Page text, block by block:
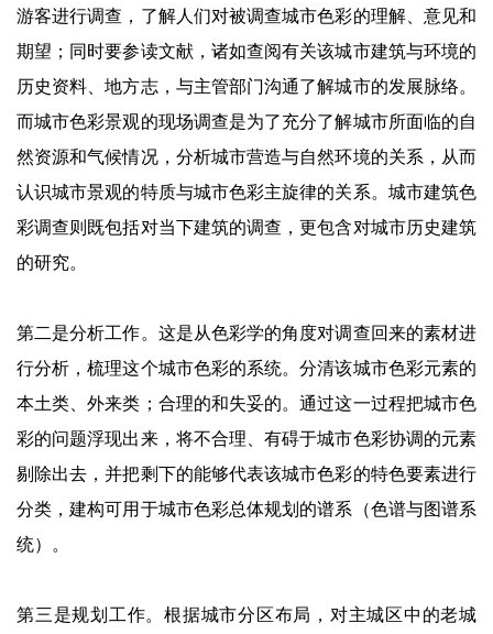
游客进行调查，了解人们对被调查城市色彩的理解、意见和
期望；同时要参读文献，诸如查阅有关该城市建筑与环境的
历史资料、地方志，与主管部门沟通了解城市的发展脉络。
而城市色彩景观的现场调查是为了充分了解城市所面临的自
然资源和气候情况，分析城市营造与自然环境的关系，从而
认识城市景观的特质与城市色彩主旋律的关系。城市建筑色
彩调查则既包括对当下建筑的调查，更包含对城市历史建筑
的研究。
第二是分析工作。这是从色彩学的角度对调查回来的素材进
行分析，梳理这个城市色彩的系统。分清该城市色彩元素的
本土类、外来类；合理的和失妥的。通过这一过程把城市色
彩的问题浮现出来，将不合理、有碍于城市色彩协调的元素
剔除出去，并把剩下的能够代表该城市色彩的特色要素进行
分类，建构可用于城市色彩总体规划的谱系（色谱与图谱系
统）。
第三是规划工作。根据城市分区布局，对主城区中的老城